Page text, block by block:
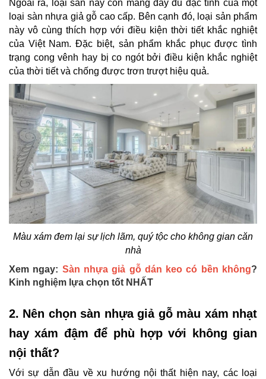
Ngoài ra, loại sàn này còn mang đầy đủ đặc tính của một
loại sàn nhựa giả gỗ cao cấp. Bên cạnh đó, loại sản phẩm
này vô cùng thích hợp với điều kiện thời tiết khắc nghiệt
của Việt Nam. Đặc biệt, sản phẩm khắc phục được tình
trạng cong vênh hay bị co ngót bởi điều kiện khắc nghiệt
của thời tiết và chống được trơn trượt hiệu quả.
Màu xám đem lại sự lịch lãm, quý tộc cho không gian căn
nhà
Xem ngay: Sàn nhựa giả gỗ dán keo có bền không?
Kinh nghiệm lựa chọn tốt NHẤT
2. Nên chọn sàn nhựa giả gỗ màu xám nhạt
hay xám đậm để phù hợp với không gian
nội thất?
Với sự dẫn đầu về xu hướng nội thất hiện nay, các loại